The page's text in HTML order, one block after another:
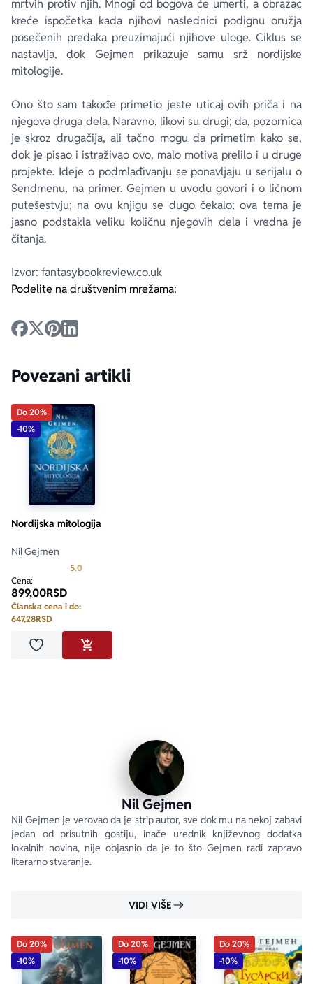
mrtvih protiv njih. Mnogi od bogova će umerti, a obrazac
kreće ispočetka kada njihovi naslednici podignu oružja
posečenih predaka preuzimajući njihove uloge. Ciklus se
nastavlja, dok Gejmen prikazuje samu srž nordijske
mitologije.
Ono što sam takođe primetio jeste uticaj ovih priča i na
njegova druga dela. Naravno, likovi su drugi; da, pozornica
je skroz drugačija, ali tačno mogu da primetim kako se,
dok je pisao i istraživao ovo, malo motiva prelilo i u druge
projekte. Ideje o podmlađivanju se ponavljaju u serijalu o
Sendmenu, na primer. Gejmen u uvodu govori i o ličnom
putešestvju; na ovu knjigu se dugo čekalo; ova tema je
jasno podstakla veliku količnu njegovih dela i vredna je
čitanja.
Izvor: fantasybookreview.co.uk
Podelite na društvenim mrežama:
Povezani artikli
Do 20%
-10%
Nordijska mitologija
Nil Gejmen
5.0
Cena:
899,00RSD
Članska cena i do:
647,28RSD
Dodaj u omiljeneDODAJ U KORPU
Nil Gejmen
Nil Gejmen je verovao da je strip autor, sve dok mu na nekoj zabavi
jedan od prisutnih gostiju, inače urednik književnog dodatka
lokalnih novina, nije objasnio da je to što Gejmen radi zapravo
literarno stvaranje.
VIDI VIŠE
Do 20%
-10%
Do 20%
-10%
Do 20%
-10%